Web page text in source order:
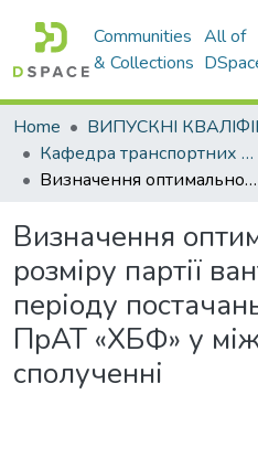
Communities
& Collections
All of
Home
Кафедра транспортних технологій
Визначення оптимального розміру партії вантажів та періоду постачань замовникам ПрАТ «ХБФ» у міжміському сполученні
Визначення
розміру партії
періоду
ПрАТ «ХБФ» у
сполученні